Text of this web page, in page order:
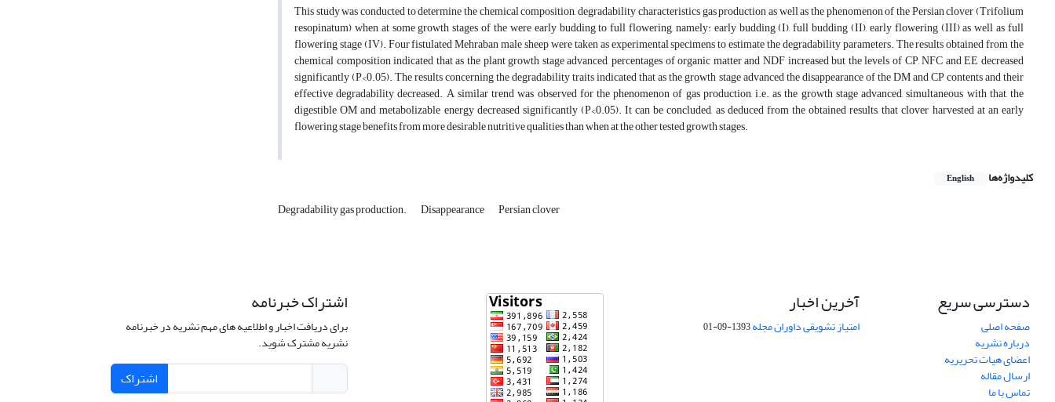
This study was conducted to determine the chemical composition, degradability characteristics gas production as well as the phenomenon of the Persian clover (Trifolium
resopinatum) when at some growth stages of the were early budding to full flowering, namely: early budding (I), full budding (II), early flowering (III) as well as full
flowering stage (IV). Four fistulated Mehraban male sheep were taken as experimental specimens to estimate the degradability parameters. The results obtained from the
chemical composition indicated that as the plant growth stage advanced, percentages of organic matter and NDF increased but the levels of CP, NFC and EE decreased
significantly (P<0.05). The results concerning the degradability traits indicated that as the growth stage advanced the disappearance of the DM and CP contents and their
effective degradability decreased. A similar trend was observed for the phenomenon of gas production, i.e. as the growth stage advanced, simultaneous with that, the
digestible OM and metabolizable energy decreased significantly (P<0.05). It can be concluded, as deduced from the obtained results, that clover harvested at an early
flowering stage benefits from more desirable nutritive qualities than when at the other tested growth stages.
کلیدواژه‌ها English
Degradability gas production. Disappearance Persian clover
دسترسی سریع
صفحه اصلی
درباره نشریه
اعضای هیات تحریریه
ارسال مقاله
تماس با ما
آخرین اخبار
امتیاز تشویقی داوران مجله1393-09-01
اشتراک خبرنامه
برای دریافت اخبار و اطلاعیه های مهم نشریه در خبرنامه
نشریه مشترک شوید.
اشتراک